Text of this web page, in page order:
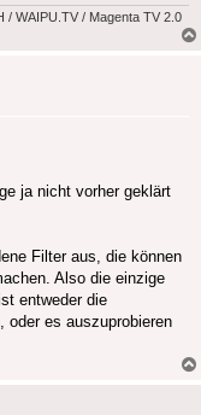
/ WAIPU.TV / Magenta TV 2.0
ja nicht vorher geklärt
Filter aus, die können
Also die einzige
entweder die
oder es auszuprobieren